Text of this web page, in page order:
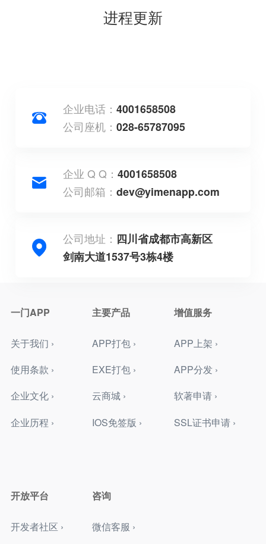
进程更新
企业电话：4001658508
公司座机：028-65787095
企业 Q Q：4001658508
公司邮箱：dev@yimenapp.com
公司地址： 四川省成都市高新区
剑南大道1537号3栋4楼
一门APP
关于我们 ›
使用条款 ›
企业文化 ›
企业历程 ›
主要产品
APP打包 ›
EXE打包 ›
云商城 ›
IOS免签版 ›
增值服务
APP上架 ›
APP分发 ›
软著申请 ›
SSL证书申请 ›
开放平台
开发者社区 ›
咨询
微信客服 ›